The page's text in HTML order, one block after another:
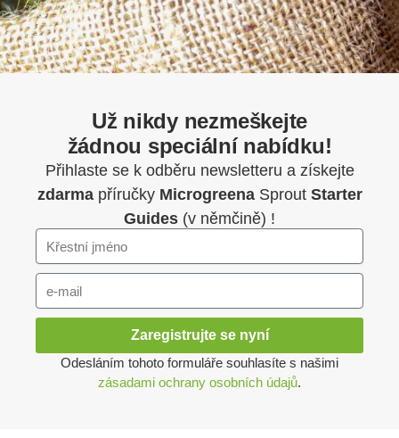
Už nikdy nezmeškejte
žádnou speciální nabídku!
Přihlaste se k odběru newsletteru a získejte
zdarmapříručky MicrogreenaSprout Starter
Guides (v němčině) !
Zaregistrujte se nyní
Odesláním tohoto formuláře souhlasíte s našimi
zásadami ochrany osobních údajů.